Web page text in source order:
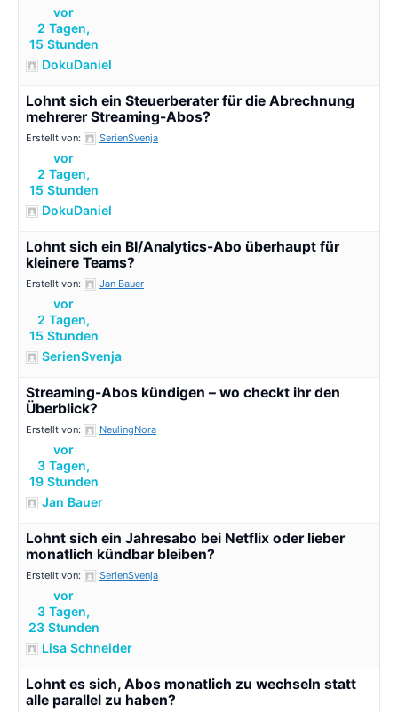
vor
2 Tagen,
15 Stunden
DokuDaniel
Lohnt sich ein Steuerberater für die Abrechnung
mehrerer Streaming-Abos?
Erstellt von: SerienSvenja
vor
2 Tagen,
15 Stunden
DokuDaniel
Lohnt sich ein BI/Analytics-Abo überhaupt für
kleinere Teams?
Erstellt von: Jan Bauer
vor
2 Tagen,
15 Stunden
SerienSvenja
Streaming-Abos kündigen – wo checkt ihr den
Überblick?
Erstellt von: NeulingNora
vor
3 Tagen,
19 Stunden
Jan Bauer
Lohnt sich ein Jahresabo bei Netflix oder lieber
monatlich kündbar bleiben?
Erstellt von: SerienSvenja
vor
3 Tagen,
23 Stunden
Lisa Schneider
Lohnt es sich, Abos monatlich zu wechseln statt
alle parallel zu haben?